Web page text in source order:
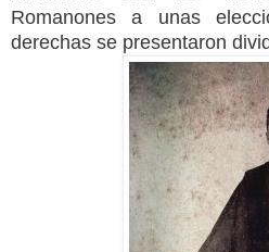
Romanones a unas
derechas se presentaron